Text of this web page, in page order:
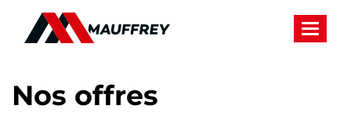
Nos offres